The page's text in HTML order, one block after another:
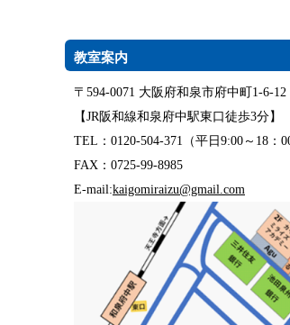
教室案内
〒594-0071 大阪府和泉市府中町1-6-12
【JR阪和線和泉府中駅東口徒歩3分】
TEL：0120-504-371（平日9:00～18：00
FAX：0725-99-8985
E-mail:kaigomiraizu@gmail.com